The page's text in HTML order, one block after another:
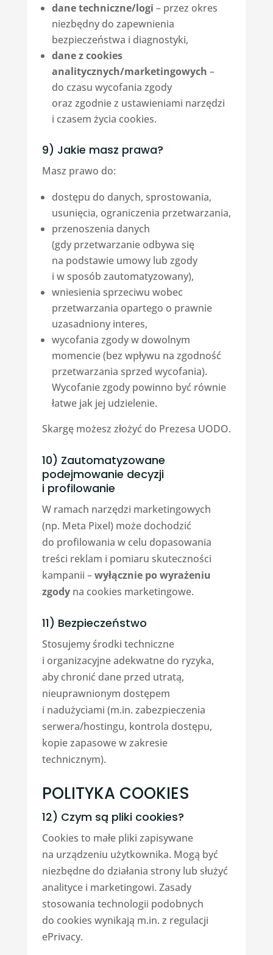
dane techniczne/logi – przez okres
niezbędny do zapewnienia
bezpieczeństwa i diagnostyki,
dane z cookies
analitycznych/marketingowych –
do czasu wycofania zgody
oraz zgodnie z ustawieniami narzędzi
i czasem życia cookies.
9) Jakie masz prawa?
Masz prawo do:
dostępu do danych, sprostowania,
usunięcia, ograniczenia przetwarzania,
przenoszenia danych
(gdy przetwarzanie odbywa się
na podstawie umowy lub zgody
i w sposób zautomatyzowany),
wniesienia sprzeciwu wobec
przetwarzania opartego o prawnie
uzasadniony interes,
wycofania zgody w dowolnym
momencie (bez wpływu na zgodność
przetwarzania sprzed wycofania).
Wycofanie zgody powinno być równie
łatwe jak jej udzielenie.
Skargę możesz złożyć do Prezesa UODO.
10) Zautomatyzowane
podejmowanie decyzji
i profilowanie
W ramach narzędzi marketingowych
(np. Meta Pixel) może dochodzić
do profilowania w celu dopasowania
treści reklam i pomiaru skuteczności
kampanii –wyłącznie po wyrażeniu
zgodyna cookies marketingowe.
11) Bezpieczeństwo
Stosujemy środki techniczne
i organizacyjne adekwatne do ryzyka,
aby chronić dane przed utratą,
nieuprawnionym dostępem
i nadużyciami (m.in. zabezpieczenia
serwera/hostingu, kontrola dostępu,
kopie zapasowe w zakresie
technicznym).
POLITYKA COOKIES
12) Czym są pliki cookies?
Cookies to małe pliki zapisywane
na urządzeniu użytkownika. Mogą być
niezbędne do działania strony lub służyć
analityce i marketingowi. Zasady
stosowania technologii podobnych
do cookies wynikają m.in. z regulacji
ePrivacy.